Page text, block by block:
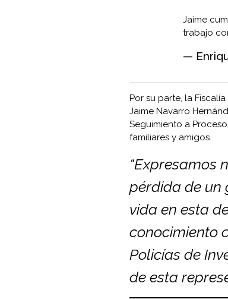
Jaime
trabajo
—
Por su parte, la
Jaime Navarro
Seguimiento a
familiares y amigos.
“Expresamos
pérdida de un
vida en esta
conocimiento
Policías de
de esta